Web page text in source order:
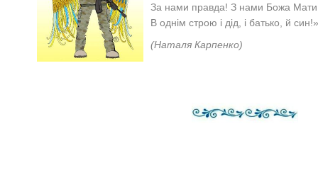
За нами правда! З нами Божа
В однім строю і дід, і батько, й син!»
(Наталя Карпенко)